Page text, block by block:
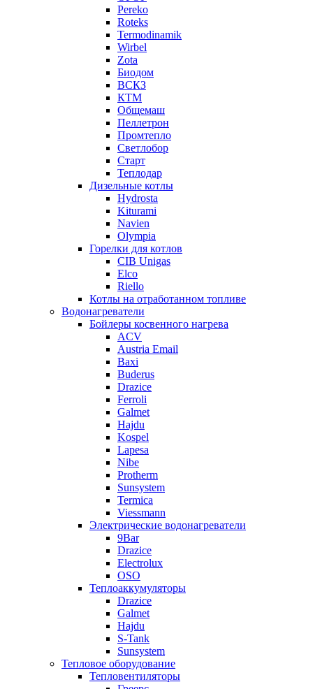
Pereko
Roteks
Termodinamik
Wirbel
Zota
Биодом
ВСКЗ
КТМ
Общемаш
Пеллетрон
Промтепло
Светлобор
Старт
Теплодар
Дизельные котлы
Hydrosta
Kiturami
Navien
Olympia
Горелки для котлов
CIB Unigas
Elco
Riello
Котлы на отработанном топливе
Водонагреватели
Бойлеры косвенного нагрева
ACV
Austria Email
Baxi
Buderus
Drazice
Ferroli
Galmet
Hajdu
Kospel
Lapesa
Nibe
Protherm
Sunsystem
Termica
Viessmann
Электрические водонагреватели
9Bar
Drazice
Electrolux
OSO
Теплоаккумуляторы
Drazice
Galmet
Hajdu
S-Tank
Sunsystem
Тепловое оборудование
Тепловентиляторы